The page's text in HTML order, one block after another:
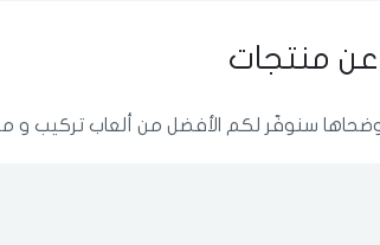
عن منتجات
سنوفّر لكم الأفضل من ألعاب تركيب